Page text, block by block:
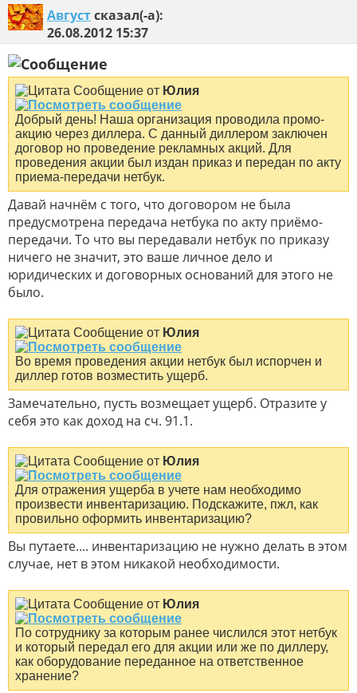
Августсказал(-а):
26.08.2012 15:37
Сообщение от Юлия
Добрый день! Наша организация проводила промо-
акцию через диллера. С данный диллером заключен
договор но проведение рекламных акций. Для
проведения акции был издан приказ и передан по акту
приема-передачи нетбук.
Давай начнём с того, что договором не была
предусмотрена передача нетбука по акту приёмо-
передачи. То что вы передавали нетбук по приказу
ничего не значит, это ваше личное дело и
юридических и договорных оснований для этого не
было.
Сообщение от Юлия
Во время проведения акции нетбук был испорчен и
диллер готов возместить ущерб.
Замечательно, пусть возмещает ущерб. Отразите у
себя это как доход на сч. 91.1.
Сообщение от Юлия
Для отражения ущерба в учете нам необходимо
произвести инвентаризацию. Подскажите, пжл, как
провильно оформить инвентаризацию?
Вы путаете.... инвентаризацию не нужно делать в этом
случае, нет в этом никакой необходимости.
Сообщение от Юлия
По сотруднику за которым ранее числился этот нетбук
и который передал его для акции или же по диллеру,
как оборудование переданное на ответственное
хранение?